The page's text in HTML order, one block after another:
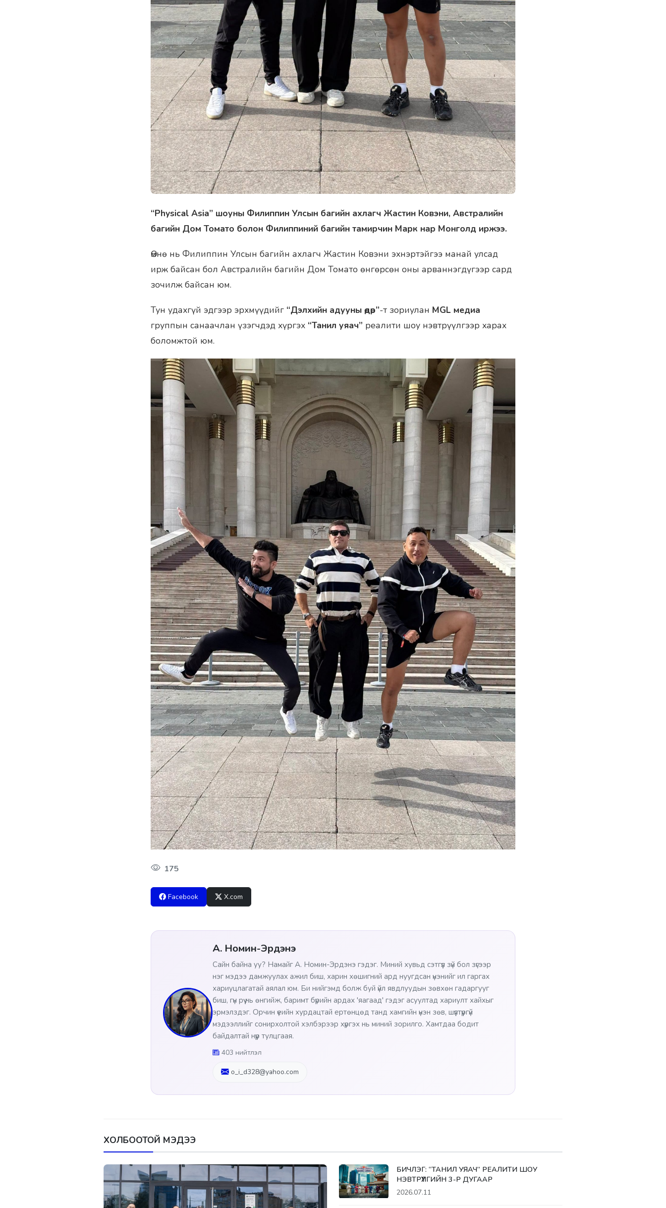
“Physical Asia” шоуны Филиппин Улсын багийн ахлагч Жастин Ковэни, Австралийн
багийн Дом Томато болон Филиппиний багийн тамирчин Марк нар Монголд иржээ.
Өмнө нь Филиппин Улсын багийн ахлагч Жастин Ковэни эхнэртэйгээ манай улсад
ирж байсан бол Австралийн багийн Дом Томато өнгөрсөн оны арваннэгдүгээр сард
зочилж байсан юм.
Тун удахгүй эдгээр эрхмүүдийг “Дэлхийн адууны өдөр”-т зориулан MGL медиа
группын санаачлан үзэгчдэд хүргэх “Танил уяач” реалити шоу нэвтрүүлгээр харах
боломжтой юм.
175
Facebook X.com
А. Номин-Эрдэнэ
Сайн байна уу? Намайг А. Номин-Эрдэнэ гэдэг. Миний хувьд сэтгүүл зүй бол зүгээр
нэг мэдээ дамжуулах ажил биш, харин хөшигний ард нуугдсан үнэнийг ил гаргах
хариуцлагатай аялал юм. Би нийгэмд болж буй үйл явдлуудын зөвхөн гадаргууг
биш, гүн рүү нь өнгийж, баримт бүрийн ардах 'яагаад' гэдэг асуултад хариулт хайхыг
эрмэлздэг. Орчин үеийн хурдацтай ертөнцөд танд хамгийн үнэн зөв, шүүлтүүргүй
мэдээллийг сонирхолтой хэлбэрээр хүргэх нь миний зорилго. Хамтдаа бодит
байдалтай нүүр тулцгаая.
403 нийтлэл
o_i_d328@yahoo.com
ХОЛБООТОЙ МЭДЭЭ
БИЧЛЭГ: “ТАНИЛ УЯАЧ” РЕАЛИТИ ШОУ
НЭВТРҮҮЛГИЙН 3-Р ДУГААР
2026.07.11